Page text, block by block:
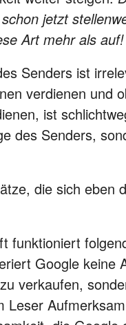
jetzt
Art mehr als auf!
Senders ist
verdienen und
ist
des Senders,
die sich eben
funktioniert
Google keine
verkaufen,
Leser